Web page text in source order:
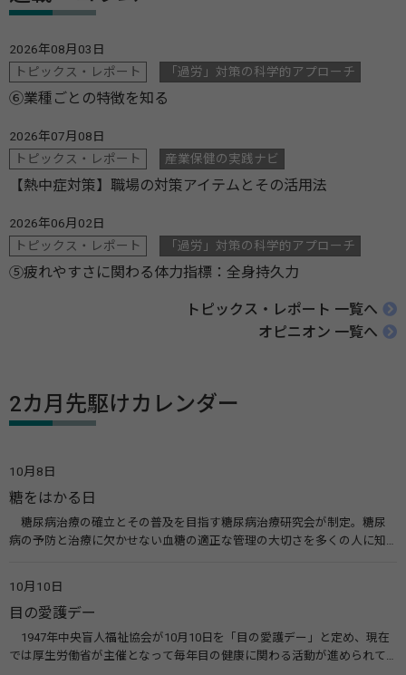
2026年08月03日
トピックス・レポート
「過労」対策の科学的アプローチ
⑥業種ごとの特徴を知る
2026年07月08日
トピックス・レポート
産業保健の実践ナビ
【熱中症対策】職場の対策アイテムとその活用法
2026年06月02日
トピックス・レポート
「過労」対策の科学的アプローチ
⑤疲れやすさに関わる体力指標：全身持久力
トピックス・レポート 一覧へ
オピニオン 一覧へ
2カ月先駆けカレンダー
10月8日
糖をはかる日
糖尿病治療の確立とその普及を目指す糖尿病治療研究会が制定。糖尿
病の予防と治療に欠かせない血糖の適正な管理の大切さを多くの人に知
療研究会） 糖尿病ネットワーク
10月10日
目の愛護デー
1947年中央盲人福祉協会が10月10日を「目の愛護デー」と定め、現在
では厚生労働省が主催となって毎年目の健康に関わる活動が進められて